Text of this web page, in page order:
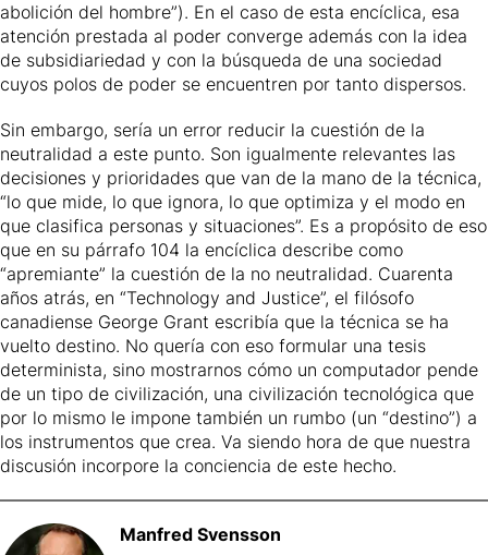
abolición del hombre”). En el caso de esta encíclica, esa
atención prestada al poder converge además con la idea
de subsidiariedad y con la búsqueda de una sociedad
cuyos polos de poder se encuentren por tanto dispersos.
Sin embargo, sería un error reducir la cuestión de la
neutralidad a este punto. Son igualmente relevantes las
decisiones y prioridades que van de la mano de la técnica,
“lo que mide, lo que ignora, lo que optimiza y el modo en
que clasifica personas y situaciones”. Es a propósito de eso
que en su párrafo 104 la encíclica describe como
“apremiante” la cuestión de la no neutralidad. Cuarenta
años atrás, en “Technology and Justice”, el filósofo
canadiense George Grant escribía que la técnica se ha
vuelto destino. No quería con eso formular una tesis
determinista, sino mostrarnos cómo un computador pende
de un tipo de civilización, una civilización tecnológica que
por lo mismo le impone también un rumbo (un “destino”) a
los instrumentos que crea. Va siendo hora de que nuestra
discusión incorpore la conciencia de este hecho.
Manfred Svensson